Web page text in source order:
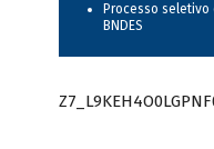
Processo
BNDES